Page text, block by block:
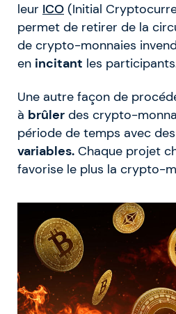
leur ICO (Initial
permet de retirer de la
de crypto-monnaies
en incitant les
Une autre façon de
à brûler des crypto-
période de temps avec
variables. Chaque projet
favorise le plus la crypto-